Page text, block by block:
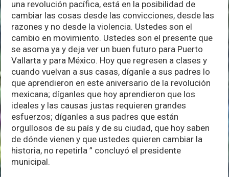
una revolución pacífica, está en la posibilidad de
cambiar las cosas desde las convicciones, desde las
razones y no desde la violencia. Ustedes son el
cambio en movimiento. Ustedes son el presente que
se asoma ya y deja ver un buen futuro para Puerto
Vallarta y para México. Hoy que regresen a clases y
cuando vuelvan a sus casas, díganle a sus padres lo
que aprendieron en este aniversario de la revolución
mexicana; díganles que hoy aprendieron que los
ideales y las causas justas requieren grandes
esfuerzos; díganles a sus padres que están
orgullosos de su país y de su ciudad, que hoy saben
de dónde vienen y que ustedes quieren cambiar la
historia, no repetirla ” concluyó el presidente
municipal.